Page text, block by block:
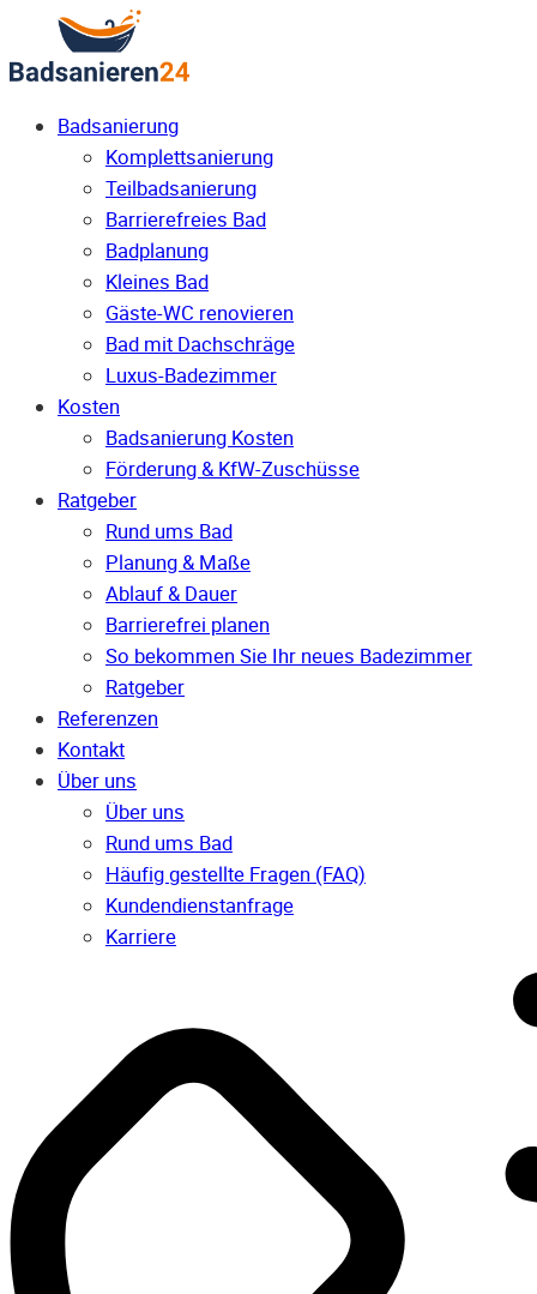
Badsanierung
Komplettsanierung
Teilbadsanierung
Barrierefreies Bad
Badplanung
Kleines Bad
Gäste-WC renovieren
Bad mit Dachschräge
Luxus-Badezimmer
Kosten
Badsanierung Kosten
Förderung & KfW-Zuschüsse
Ratgeber
Rund ums Bad
Planung & Maße
Ablauf & Dauer
Barrierefrei planen
So bekommen Sie Ihr neues Badezimmer
Ratgeber
Referenzen
Kontakt
Über uns
Über uns
Rund ums Bad
Häufig gestellte Fragen (FAQ)
Kunden­dienst­anfrage
Karriere